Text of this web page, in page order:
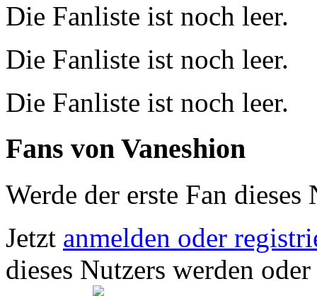
Die Fanliste ist noch leer.
Die Fanliste ist noch leer.
Die Fanliste ist noch leer.
Fans von Vaneshion
Werde der erste Fan dieses
Jetzt anmelden oder
dieses Nutzers werden